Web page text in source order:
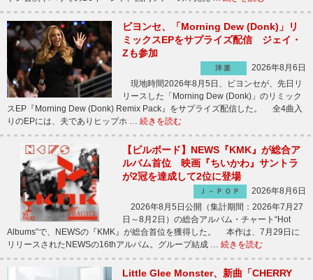
ビヨンセ、「Morning Dew (Donk)」リ
ミックスEPをサプライズ配信 ジェイ・
Zも参加
洋楽
2026年8月6日
現地時間2026年8月5日、ビヨンセが、先日リ
リースした「Morning Dew (Donk)」のリミック
スEP『Morning Dew (Donk) Remix Pack』をサプライズ配信した。 全4曲入
りのEPには、夫でありヒップホ … 続きを読む
【ビルボード】NEWS『KMK』が総合ア
ルバム首位 映画『ちいかわ』サントラ
が2冠を達成して2位に登場
Ｊ－ＰＯＰ
2026年8月6日
2026年8月5日公開（集計期間：2026年7月27
日～8月2日）の総合アルバム・チャート“Hot
Albums”で、NEWSの『KMK』が総合首位を獲得した。 本作は、7月29日に
リリースされたNEWSの16thアルバム。グループ結成 … 続きを読む
Little Glee Monster、新曲「CHERRY